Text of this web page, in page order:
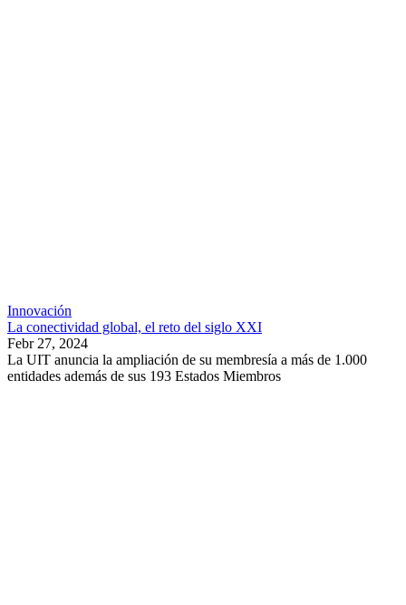
Innovación
La conectividad global, el reto del siglo XXI
Febr 27, 2024
La UIT anuncia la ampliación de su membresía a más de 1.000
entidades además de sus 193 Estados Miembros